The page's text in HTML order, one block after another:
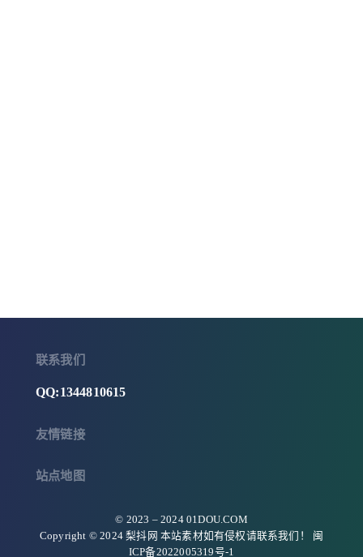
友情链接
站点地图
联系我们
QQ:1344810615
© 2023 – 2024 01DOU.COM
Copyright © 2024 梨抖网 本站素材如有侵权请联系我们！ 闽
ICP备2022005319号-1